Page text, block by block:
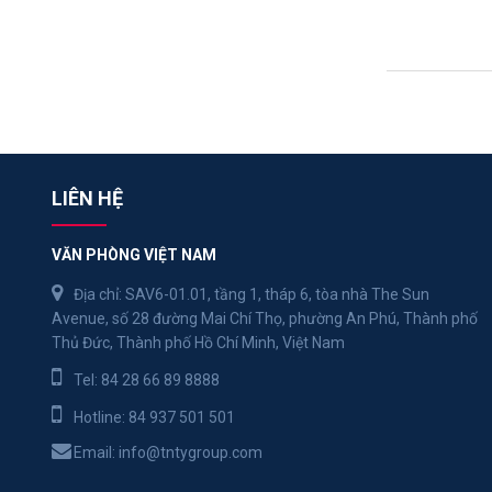
LIÊN HỆ
VĂN PHÒNG VIỆT NAM
Địa chỉ: SAV6-01.01, tầng 1, tháp 6, tòa nhà The Sun
Avenue, số 28 đường Mai Chí Thọ, phường An Phú, Thành phố
Thủ Đức, Thành phố Hồ Chí Minh, Việt Nam
Tel: 84 28 66 89 8888
Hotline: 84 937 501 501
Email: info@tntygroup.com